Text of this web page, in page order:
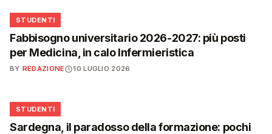
🎓
STUDENTI
Fabbisogno universitario 2026-2027: più posti
per Medicina, in calo Infermieristica
BY REDAZIONE 10 LUGLIO 2026
🎓
STUDENTI
Sardegna, il paradosso della formazione: pochi